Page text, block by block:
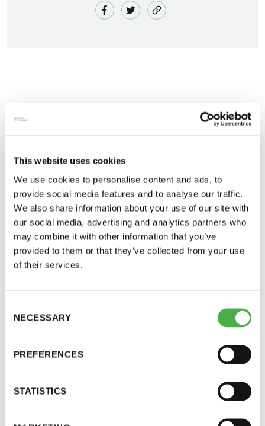
This website uses cookies
We use cookies to personalise content and ads, to
provide social media features and to analyse our traffic.
We also share information about your use of our site with
our social media, advertising and analytics partners who
may combine it with other information that you’ve
provided to them or that they’ve collected from your use
of their services.
Selection
NECESSARY
PREFERENCES
STATISTICS
-Naisten päivät ovat maanantai ja
-Miesten päivät tiistai, keskiviikko,
perjantai ja lauantai
-Kuukauden ensimmäinen lauantai on on
jaettu lauantai
Jäsen
12 €
6 €
lauantaina, tänä vuonna 9. kesäkuuta.
Suomalaisen saunayhteisön tavoitteena on tehdä
suomalaisen saunan päivästä vakiintunut
liputuspäivä. Tavoitteeseen pyritään Saunan Päivä
-kansalaisadressin avulla.
Adressille on kertynyt jo jonkin verran
allekirjoituksia, mutta tilastot kuitenkin osoittavat,
viimeistään nyt klikkaamalla alta löytyvää
perheesikin allekirjoittamaan!
[themify_button text=”#1124cf”
link=”http://saunanpaiva.fi/”]ALLEKIRJOITA